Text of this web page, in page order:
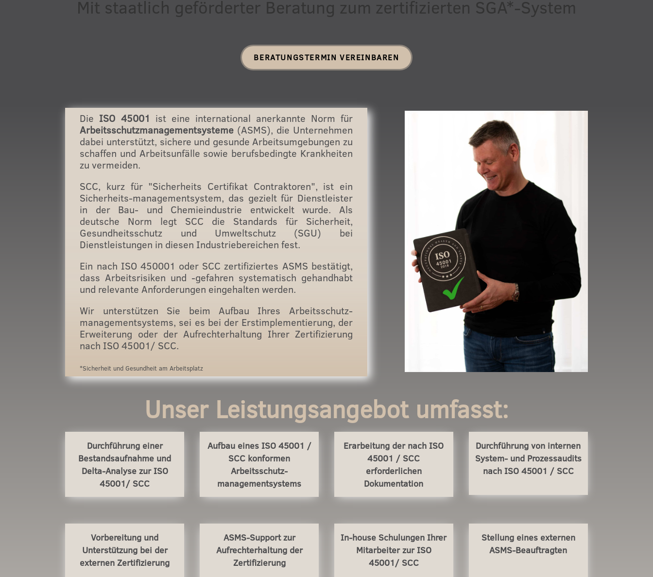
Mit staatlich geförderter Beratung zum zertifizierten SGA*-System
BERATUNGSTERMIN VEREINBAREN
Die ISO 45001 ist eine international anerkannte Norm für
Arbeitsschutzmanagementsysteme (ASMS), die Unternehmen
dabei unterstützt, sichere und gesunde Arbeitsumgebungen zu
schaffen und Arbeitsunfälle sowie berufsbedingte Krankheiten
zu vermeiden.
SCC, kurz für "Sicherheits Certifikat Contraktoren", ist ein
Sicherheits-managementsystem, das gezielt für Dienstleister
in der Bau- und Chemieindustrie entwickelt wurde. Als
deutsche Norm legt SCC die Standards für Sicherheit,
Gesundheitsschutz und Umweltschutz (SGU) bei
Dienstleistungen in diesen Industriebereichen fest.
Ein nach ISO 450001 oder SCC zertifiziertes ASMS bestätigt,
dass Arbeitsrisiken und -gefahren systematisch gehandhabt
und relevante Anforderungen eingehalten werden.
Wir unterstützen Sie beim Aufbau Ihres Arbeitsschutz-
managementsystems, sei es bei der Erstimplementierung, der
Erweiterung oder der Aufrechterhaltung Ihrer Zertifizierung
nach ISO 45001/ SCC.
*Sicherheit und Gesundheit am Arbeitsplatz
Unser Leistungsangebot umfasst:
Durchführung einer
Bestandsaufnahme und
Delta-Analyse zur ISO
45001/ SCC
Aufbau eines ISO 45001 /
SCC konformen
Arbeitsschutz-
managementsystems
Erarbeitung der nach ISO
45001 / SCC
erforderlichen
Dokumentation
Durchführung von internen
System- und Prozessaudits
nach ISO 45001 / SCC
Vorbereitung und
Unterstützung bei der
externen Zertifizierung
ASMS-Support zur
Aufrechterhaltung der
Zertifizierung
In-house Schulungen Ihrer
Mitarbeiter zur ISO
45001/ SCC
Stellung eines externen
ASMS-Beauftragten